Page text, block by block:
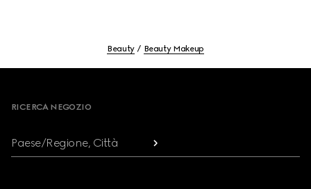
Beauty Beauty Makeup
RICERCA NEGOZIO
Paese/Regione, Città